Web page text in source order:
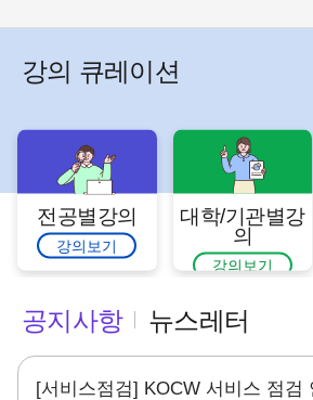
강의 큐레이션
전공별강의
강의보기
대학/기관별강
의
강의보기
공지사항 뉴스레터
[서비스점검] KOCW 서비스 점검